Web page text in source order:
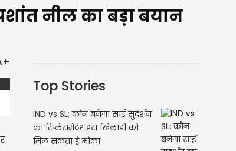
नील का बड़ा बयान
Top Stories
IND vs SL: कौन बनेगा साई सुदर्शन
का रिप्लेसमेंट? इस खिलाड़ी को
मिल सकता है मौका